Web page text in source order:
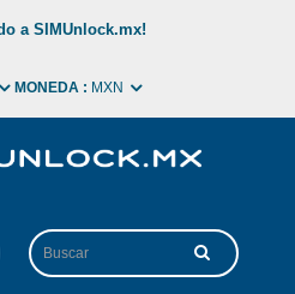
a SIMUnlock.mx!
MONEDA : MXN